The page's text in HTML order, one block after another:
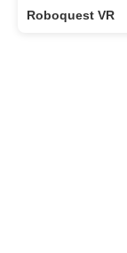
Roboquest VR